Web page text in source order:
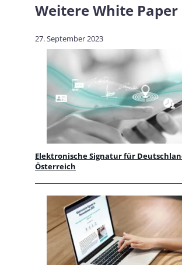
Weitere White Paper
27. September 2023
Elektronische Signatur für
Österreich